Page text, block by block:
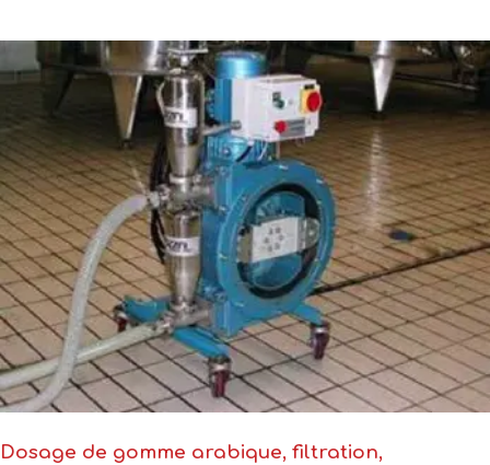
Dosage de gomme arabique, filtration,